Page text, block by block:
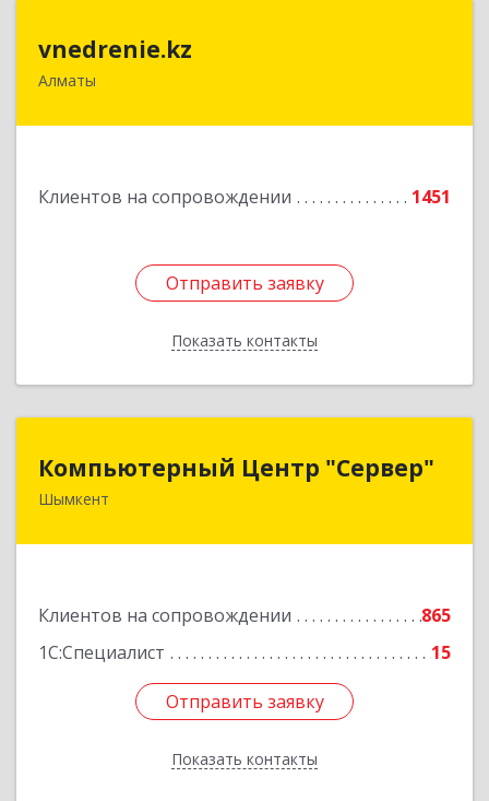
vnedrenie.kz
Алматы
Клиентов на сопровождении 1451
Отправить заявку
Показать контакты
Казахстан, г.Алматы, ул.Прокофьева 45-56
Отправить заявку
Назад
Компьютерный Центр "Сервер"
Шымкент
Клиентов на сопровождении
865
1С:Специалист
15
Отправить заявку
Показать контакты
Компьютерный Центр "Сервер"
Казахстан, 160000, г. Шымкент, ул. Казыбек-Би,
Отправить заявку
Назад